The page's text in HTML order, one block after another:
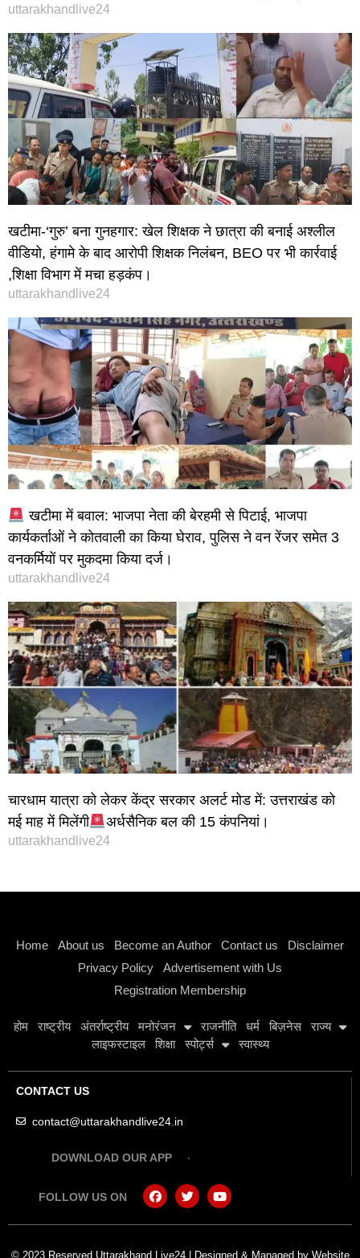
uttarakhandlive24
खटीमा-‘गुरु’ बना गुनहगार: खेल शिक्षक ने छात्रा की बनाई अश्लील
वीडियो, हंगामे के बाद आरोपी शिक्षक निलंबन, BEO पर भी कार्रवाई
,शिक्षा विभाग में मचा हड़कंप।
uttarakhandlive24
खटीमा में बवाल: भाजपा नेता की बेरहमी से पिटाई, भाजपा
कार्यकर्ताओं ने कोतवाली का किया घेराव, पुलिस ने वन रेंजर समेत 3
वनकर्मियों पर मुकदमा किया दर्ज।
uttarakhandlive24
चारधाम यात्रा को लेकर केंद्र सरकार अलर्ट मोड में: उत्तराखंड को
मई माह में मिलेंगी
अर्धसैनिक बल की 15 कंपनियां।
uttarakhandlive24
Home About us Become an Author Contact us
Disclaimer
Privacy Policy
Advertisement with Us
Registration Membership
होम राष्ट्रीय अंतर्राष्ट्रीय मनोरंजन राजनीति धर्म बिज़नेस
राज्य
लाइफस्टाइल
शिक्षा स्पोर्ट्स स्वास्थ्य
CONTACT US
contact@uttarakhandlive24.in
DOWNLOAD OUR APP
FOLLOW US ON
© 2023 Reserved Uttarakhand Live24 | Designed & Managed by Website